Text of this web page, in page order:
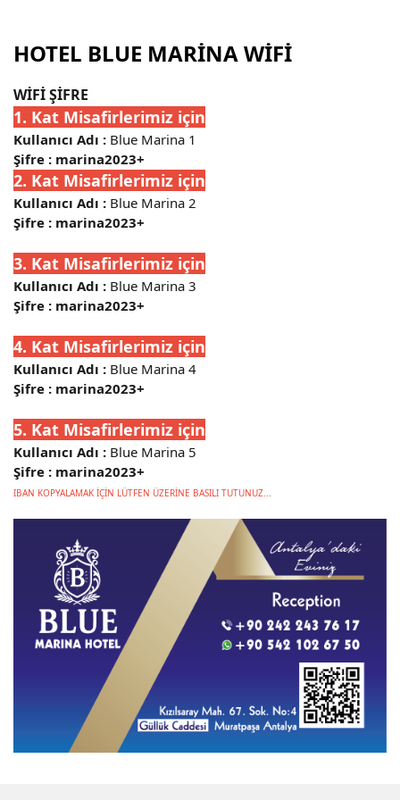
HOTEL BLUE MARİNA WİFİ
WİFİ ŞİFRE
1. Kat Misafirlerimiz için
Kullanıcı Adı : Blue Marina 1
Şifre : marina2023+
2. Kat Misafirlerimiz için
Kullanıcı Adı : Blue Marina 2
Şifre : marina2023+
3. Kat Misafirlerimiz için
Kullanıcı Adı : Blue Marina 3
Şifre : marina2023+
4. Kat Misafirlerimiz için
Kullanıcı Adı : Blue Marina 4
Şifre : marina2023+
5. Kat Misafirlerimiz için
Kullanıcı Adı : Blue Marina 5
Şifre : marina2023+
IBAN KOPYALAMAK İÇİN LÜTFEN ÜZERİNE BASILI TUTUNUZ...